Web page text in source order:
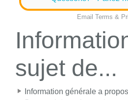
Email Terms &
sujet de...
Information générale a